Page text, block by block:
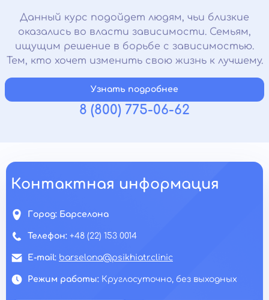
Данный курс подойдет людям, чьи близкие
оказались во власти зависимости. Семьям,
ищущим решение в борьбе с зависимостью.
Тем, кто хочет изменить свою жизнь к лучшему.
Узнать подробнее
8 (800) 775-06-62
Контактная информация
Город: Барселона
Телефон: +48 (22) 153 0014
E-mail: barselona@psikhiatr.clinic
Режим работы: Круглосуточно, без выходных